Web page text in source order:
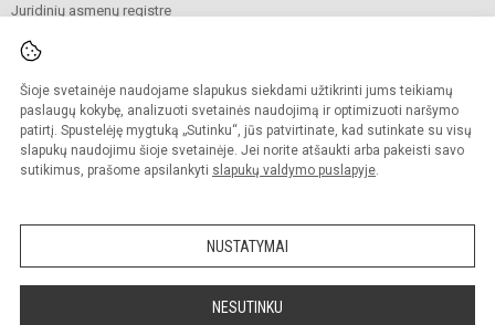
Šioje svetainėje naudojame slapukus siekdami užtikrinti jums teikiamų
paslaugų kokybę, analizuoti svetainės naudojimą ir optimizuoti naršymo
patirtį. Spustelėję mygtuką „Sutinku“, jūs patvirtinate, kad sutinkate su visų
slapukų naudojimu šioje svetainėje. Jei norite atšaukti arba pakeisti savo
sutikimus, prašome apsilankyti slapukų valdymo puslapyje.
NUSTATYMAI
NESUTINKU
Juridinių asmenų registre
© 2021. Trakų Vytauto Didžiojo gimnazija. Visos teisės saugomos.
Kopijuoti turinį be raštiško gimnazijos sutikimo griežtai draudžiama.
Prieinamumo paraiška Slapukų valdymas